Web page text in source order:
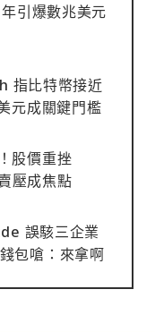
引爆數兆美元
指比特幣接近
元成關鍵門檻
股價重挫
壓成焦點
誤駭三企業
包嗆：來拿啊